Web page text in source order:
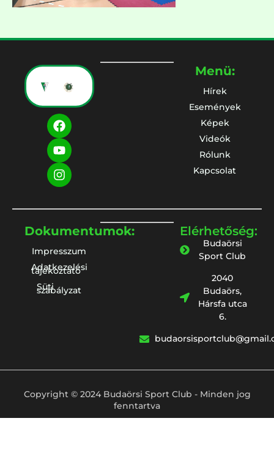
Menü:
Hírek
Események
Képek
Videók
Rólunk
Kapcsolat
Dokumentumok:
Impresszum
Adatkezelési
tájékoztató
Süti
szabályzat
Elérhetőség:
Budaörsi
Sport Club
2040
Budaörs,
Hársfa utca
6.
Copyright © 2024 Budaörsi Sport Club - Minden jog
fenntartva